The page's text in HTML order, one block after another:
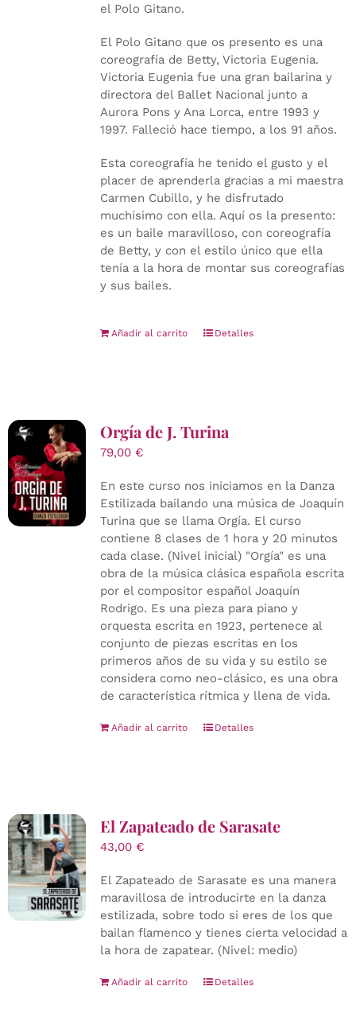
el Polo Gitano.
El Polo Gitano que os presento es una
coreografía de Betty, Victoria Eugenia.
Victoria Eugenia fue una gran bailarina y
directora del Ballet Nacional junto a
Aurora Pons y Ana Lorca, entre 1993 y
1997. Falleció hace tiempo, a los 91 años.
Esta coreografía he tenido el gusto y el
placer de aprenderla gracias a mi maestra
Carmen Cubillo, y he disfrutado
muchísimo con ella. Aquí os la presento:
es un baile maravilloso, con coreografía
de Betty, y con el estilo único que ella
tenía a la hora de montar sus coreografías
y sus bailes.
Añadir al carrito Detalles
Orgía de J. Turina
79,00 €
En este curso nos iniciamos en la Danza
Estilizada bailando una música de Joaquín
Turina que se llama Orgía. El curso
contiene 8 clases de 1 hora y 20 minutos
cada clase. (Nivel inicial) "Orgía" es una
obra de la música clásica española escrita
por el compositor español Joaquín
Rodrigo. Es una pieza para piano y
orquesta escrita en 1923, pertenece al
conjunto de piezas escritas en los
primeros años de su vida y su estilo se
considera como neo-clásico, es una obra
de característica rítmica y llena de vida.
Añadir al carrito Detalles
El Zapateado de Sarasate
43,00 €
El Zapateado de Sarasate es una manera
maravillosa de introducirte en la danza
estilizada, sobre todo si eres de los que
bailan flamenco y tienes cierta velocidad a
la hora de zapatear. (Nivel: medio)
Añadir al carrito Detalles